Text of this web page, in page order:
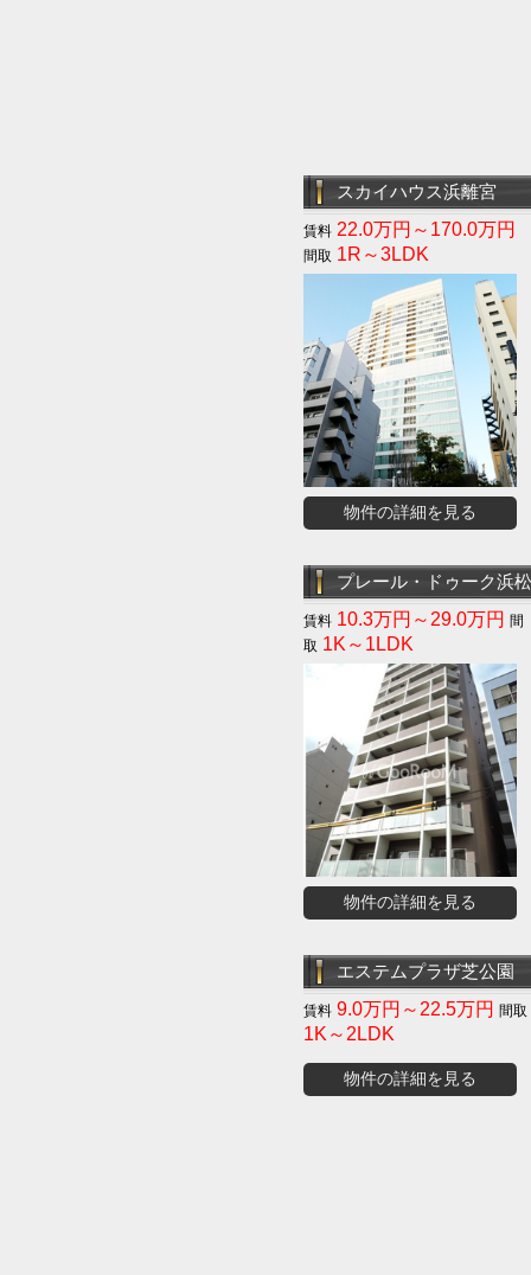
スカイハウス浜離宮
22.0万円～170.0万円
1R～3LDK
物件の詳細を見る
プレール・ドゥーク浜
10.3万円～29.0万円
1K～1LDK
物件の詳細を見る
エステムプラザ芝公園
9.0万円～22.5万円
1K～2LDK
物件の詳細を見る